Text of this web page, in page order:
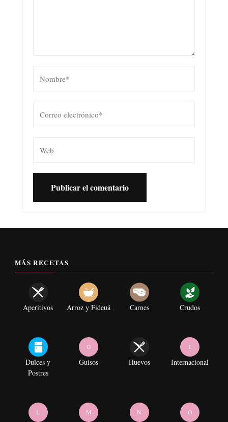
MÁS RECETAS
Aperitivos Arroz y Fideuá Carnes Crudos
Dulces y
Postres
G
Guisos Huevos
I
Internacional
L M N O